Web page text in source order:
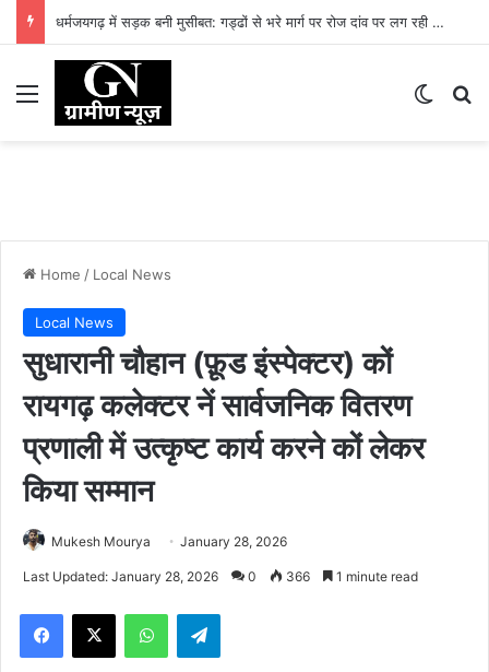
धर्मजयगढ़ में सड़क बनी मुसीबत: गड्ढों से भरे मार्ग पर रोज दांव पर लग रही लोगों की जान
Menu
Home / Local News
Local News
सुधारानी चौहान (फ़ूड इंस्पेक्टर) कों
रायगढ़ कलेक्टर नें सार्वजनिक वितरण
प्रणाली में उत्कृष्ट कार्य करने कों लेकर
किया सम्मान
Mukesh Mourya January 28, 2026
Last Updated: January 28, 2026 0 366 1 minute read
Facebook
X WhatsAppTelegram